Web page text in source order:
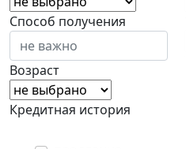
Способ получения
Возраст
Кредитная история